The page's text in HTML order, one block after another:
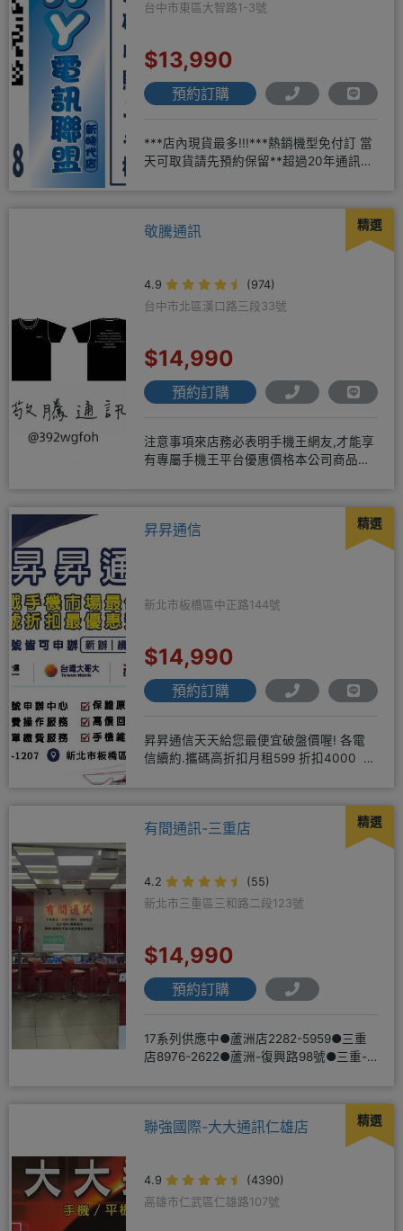
台中市東區大智路1-3號
$13,990
預約訂購
***店內現貨最多!!!***熱銷機型免付訂 當
天可取貨請先預約保留**超過20年通訊經
精選
敬騰通訊
4.9
(974)
台中市北區漢口路三段33號
$14,990
預約訂購
注意事項來店務必表明手機王網友,才能享
有專屬手機王平台優惠價格本公司商品均
精選
昇昇通信
新北市板橋區中正路144號
$14,990
預約訂購
昇昇通信天天給您最便宜破盤價喔! 各電
信續約.攜碼高折扣月租599 折扣4000 月
精選
有間通訊-三重店
4.2
(55)
新北市三重區三和路二段123號
$14,990
預約訂購
17系列供應中●蘆洲店2282-5959●三重
店8976-2622●蘆洲-復興路98號●三重-
精選
聯強國際-大大通訊仁雄店
4.9
(4390)
高雄市仁武區仁雄路107號